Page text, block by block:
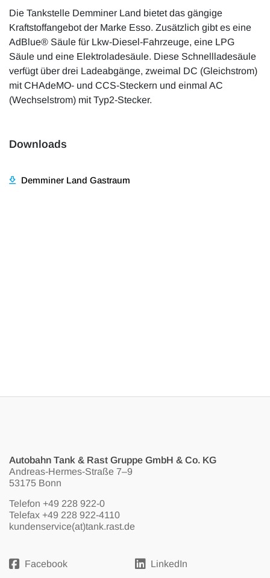
Die Tankstelle Demminer Land bietet das gängige
Kraftstoffangebot der Marke Esso. Zusätzlich gibt es eine
AdBlue® Säule für Lkw-Diesel-Fahrzeuge, eine LPG
Säule und eine Elektroladesäule. Diese Schnellladesäule
verfügt über drei Ladeabgänge, zweimal DC (Gleichstrom)
mit CHAdeMO- und CCS-Steckern und einmal AC
(Wechselstrom) mit Typ2-Stecker.
Downloads
Demminer Land Gastraum
Autobahn Tank & Rast Gruppe GmbH & Co. KG
Andreas-Hermes-Straße 7–9
53175 Bonn
Telefon +49 228 922-0
Telefax +49 228 922-4110
kundenservice(at)tank.rast.de
Facebook LinkedIn